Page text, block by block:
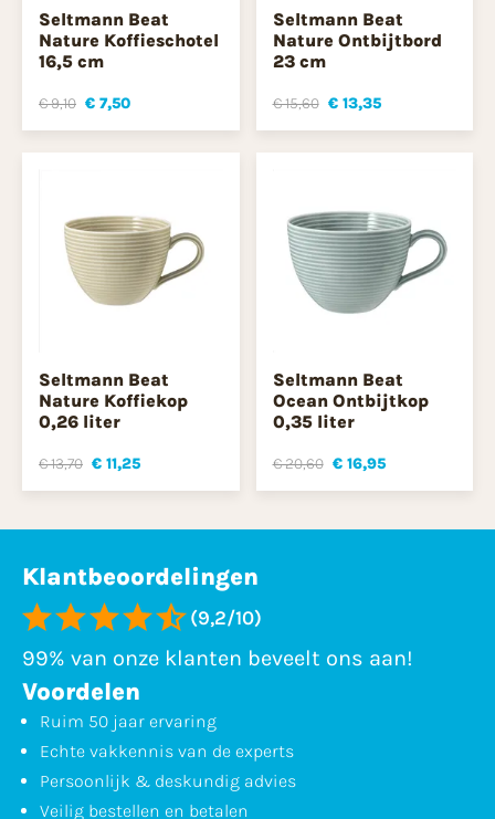
Seltmann Beat
Nature Koffieschotel
16,5 cm
€ 9,10 € 7,50
Seltmann Beat
Nature Ontbijtbord
23 cm
€ 15,60 € 13,35
Seltmann Beat
Nature Koffiekop
0,26 liter
€ 13,70 € 11,25
Seltmann Beat
Ocean Ontbijtkop
0,35 liter
€ 20,60 € 16,95
Klantbeoordelingen
(9,2/10)
99% van onze klanten beveelt ons aan!
Voordelen
Ruim 50 jaar ervaring
Echte vakkennis van de experts
Persoonlijk & deskundig advies
Veilig bestellen en betalen